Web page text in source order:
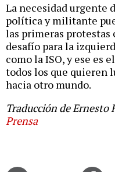
La necesidad urgente
política y militante
las primeras protestas
desafío para la
como la ISO, y ese es
todos los que quieren
hacia otro mundo.
Traducción de Ernesto
Prensa